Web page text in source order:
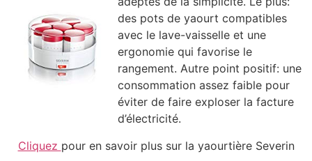
des pots de yaourt compatibles
avec le lave-vaisselle et une
ergonomie qui favorise le
rangement. Autre point positif: une
consommation assez faible pour
éviter de faire exploser la facture
d’électricité.
Cliquez pour en savoir plus sur la yaourtière Severin